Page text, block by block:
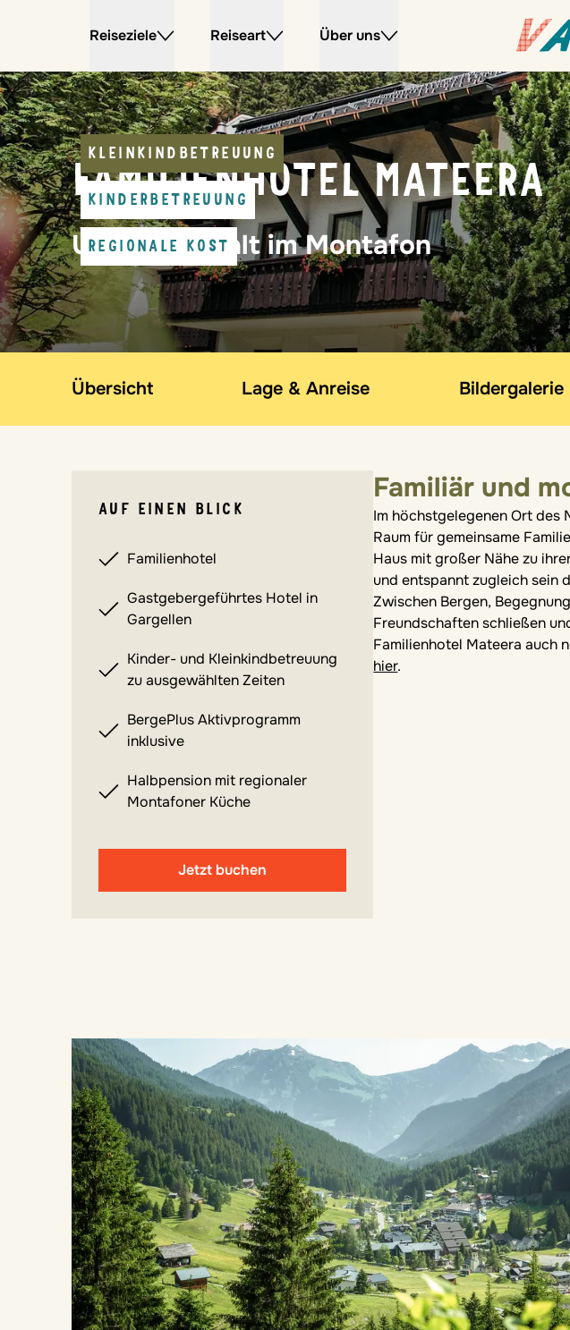
Reiseziele Reiseart Über uns
KLEINKINDBETREUUNG
KINDERBETREUUNG
REGIONALE KOST
FAMILIENHOTEL MATEERA
Urlaubsvielfalt im Montafon
Übersicht Lage & Anreise Bildergalerie
AUF EINEN BLICK
Familienhotel
Gastgebergeführtes Hotel in
Gargellen
Kinder- und Kleinkindbetreuung
zu ausgewählten Zeiten
BergePlus Aktivprogramm
inklusive
Halbpension mit regionaler
Montafoner Küche
Jetzt buchen
Familiär und
Im höchstgelegenen Ort des
Raum für gemeinsame
Haus mit großer Nähe zu
und entspannt zugleich sein
Zwischen Bergen,
Freundschaften schließen
Familienhotel Mateera auch
hier.